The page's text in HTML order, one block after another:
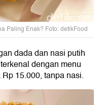
Paling Enak? Foto: detikFood
dada dan nasi putih
dengan menu
15.000, tanpa nasi.